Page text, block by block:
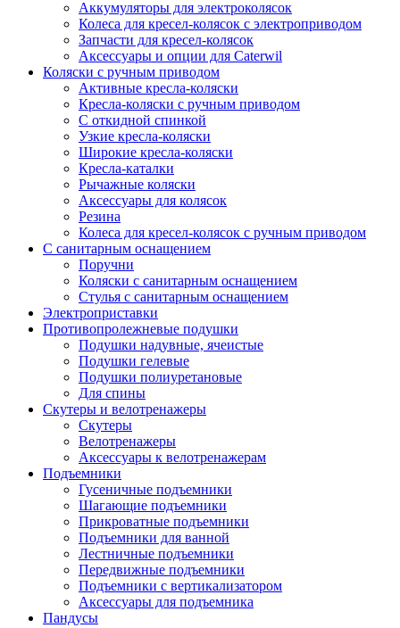
Аккумуляторы для электроколясок
Колеса для кресел-колясок с электроприводом
Запчасти для кресел-колясок
Аксессуары и опции для Caterwil
Коляски с ручным приводом
Активные кресла-коляски
Кресла-коляски с ручным приводом
С откидной спинкой
Узкие кресла-коляски
Широкие кресла-коляски
Кресла-каталки
Рычажные коляски
Аксессуары для колясок
Резина
Колеса для кресел-колясок с ручным приводом
С санитарным оснащением
Поручни
Коляски с санитарным оснащением
Стулья с санитарным оснащением
Электроприставки
Противопролежневые подушки
Подушки надувные, ячеистые
Подушки гелевые
Подушки полиуретановые
Для спины
Скутеры и велотренажеры
Скутеры
Велотренажеры
Аксессуары к велотренажерам
Подъемники
Гусеничные подъемники
Шагающие подъемники
Прикроватные подъемники
Подъемники для ванной
Лестничные подъемники
Передвижные подъемники
Подъемники с вертикализатором
Аксессуары для подъемника
Пандусы